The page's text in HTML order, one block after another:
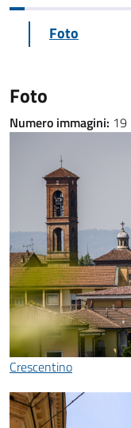
Foto
Foto
Numero immagini: 19
Crescentino